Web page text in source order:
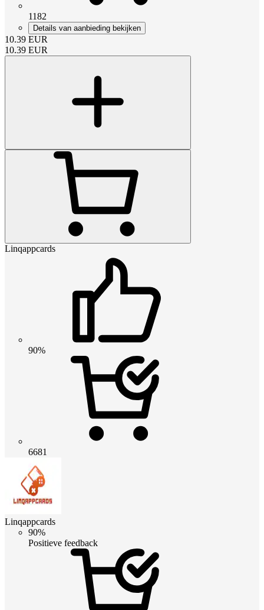
1182
Details van aanbieding bekijken
10.39 EUR
10.39 EUR
Linqappcards
90%
6681
Linqappcards
90%
Positieve feedback